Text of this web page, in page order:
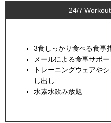
24/7
3食しっかり食べる食事
メールによる食事サポー
トレーニングウェアや
し出し
水素水飲み放題